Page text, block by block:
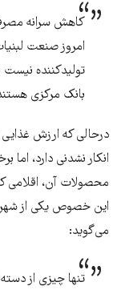
کاهش سرانه
امروز صنعت
تولیدکننده
بانک مرکزی
درحالی که ارزش
انکار نشدنی دارد،
محصولات آن، اقلامی
این خصوص یکی از
می‌گوید:
تنها چیزی از